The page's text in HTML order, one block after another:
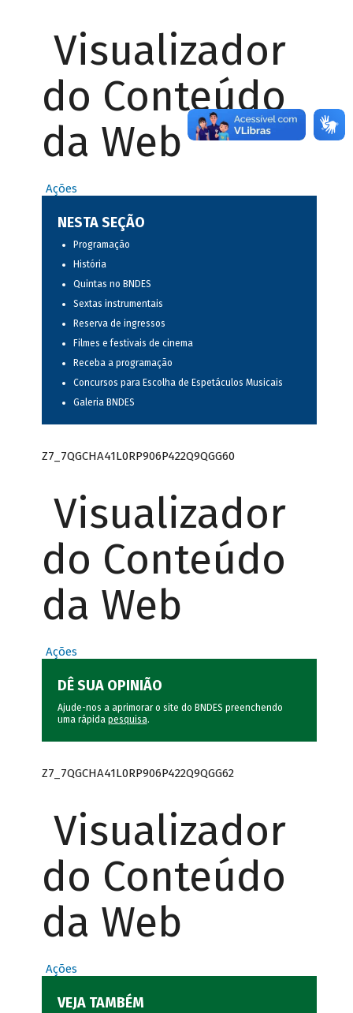
Visualizador
do Conteúdo
da Web
Ações
NESTA SEÇÃO
Programação
História
Quintas no BNDES
Sextas instrumentais
Reserva de ingressos
Filmes e festivais de cinema
Receba a programação
Concursos para Escolha de Espetáculos Musicais
Galeria BNDES
Z7_7QGCHA41L0RP906P422Q9QGG60
Visualizador
do Conteúdo
da Web
Ações
DÊ SUA OPINIÃO
Ajude-nos a aprimorar o site do BNDES preenchendo
uma rápida pesquisa.
Z7_7QGCHA41L0RP906P422Q9QGG62
Visualizador
do Conteúdo
da Web
Ações
VEJA TAMBÉM